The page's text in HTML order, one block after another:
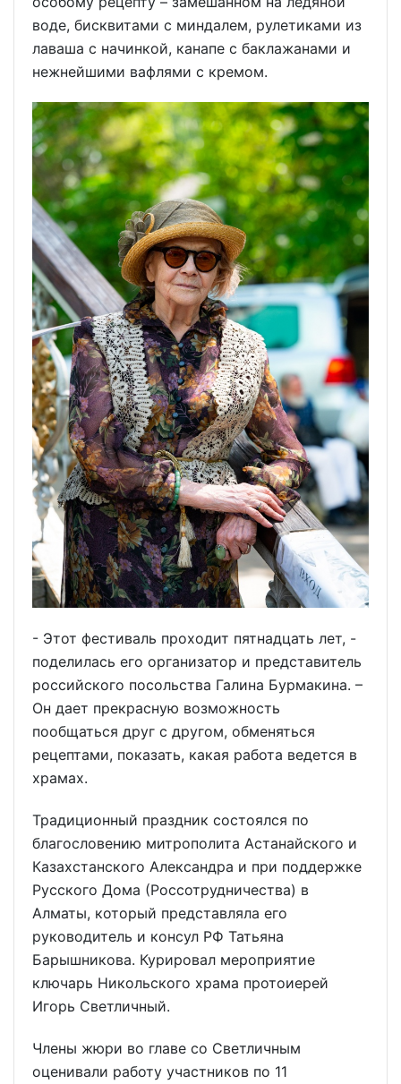
воде, бисквитами с миндалем, рулетиками из
лаваша с начинкой, канапе с баклажанами и
нежнейшими вафлями с кремом.
- Этот фестиваль проходит пятнадцать лет, -
поделилась его организатор и представитель
российского посольства Галина Бурмакина. –
Он дает прекрасную возможность
пообщаться друг с другом, обменяться
рецептами, показать, какая работа ведется в
храмах.
Традиционный праздник состоялся по
благословению митрополита Астанайского и
Казахстанского Александра и при поддержке
Русского Дома (Россотрудничества) в
Алматы, который представляла его
руководитель и консул РФ Татьяна
Барышникова. Курировал мероприятие
ключарь Никольского храма протоиерей
Игорь Светличный.
Члены жюри во главе со Светличным
оценивали работу участников по 11